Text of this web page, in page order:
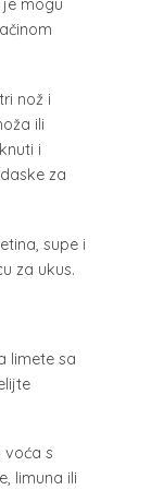
mogu
nož i
ili
i
za
supe i
za ukus.
limete sa
voća s
limuna ili